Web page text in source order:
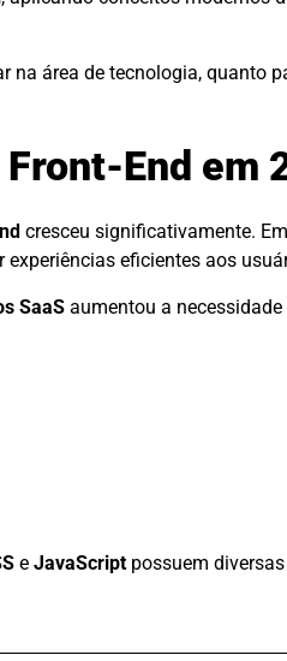
na área de tecnologia, quanto
End em
cresceu significativamente.
eficientes aos
SaaS aumentou a
e JavaScript possuem